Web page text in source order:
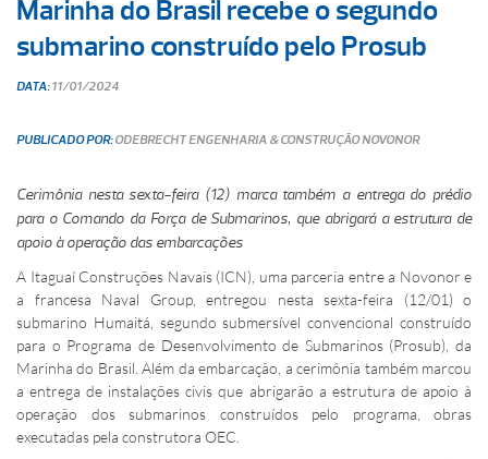
Marinha do Brasil recebe o segundo
submarino construído pelo Prosub
DATA:11/01/2024
PUBLICADO POR:ODEBRECHT ENGENHARIA & CONSTRUÇÃONOVONOR
Cerimônia nesta sexta-feira (12) marca também a entrega do prédio
para o Comando da Força de Submarinos, que abrigará a estrutura de
apoio à operação das embarcações
A Itaguaí Construções Navais (ICN), uma parceria entre a Novonor e
a francesa Naval Group, entregou nesta sexta-feira (12/01) o
submarino Humaitá, segundo submersível convencional construído
para o Programa de Desenvolvimento de Submarinos (Prosub), da
Marinha do Brasil. Além da embarcação, a cerimônia também marcou
a entrega de instalações civis que abrigarão a estrutura de apoio à
operação dos submarinos construídos pelo programa, obras
executadas pela construtora OEC.